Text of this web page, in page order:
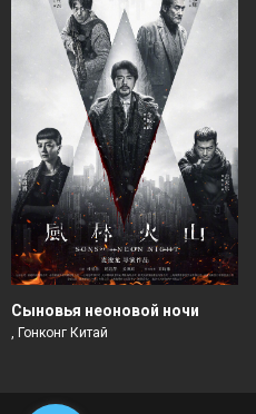
Сыновья неоновой ночи
, Гонконг Китай